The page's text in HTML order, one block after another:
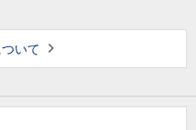
いて